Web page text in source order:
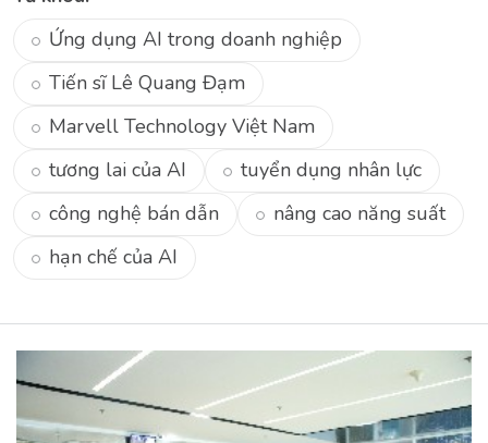
Ứng dụng AI trong doanh nghiệp
Tiến sĩ Lê Quang Đạm
Marvell Technology Việt Nam
tương lai của AI
tuyển dụng nhân lực
công nghệ bán dẫn
nâng cao năng suất
hạn chế của AI